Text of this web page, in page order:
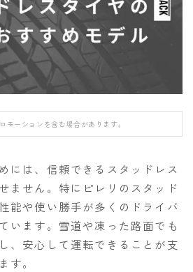
モーションを含む場合があります。
には、信頼できるスタッドレス
ません。特にピレリのスタッド
能や使い勝手が多くのドライバ
います。雪道や凍った路面でも
、安心して運転できることが支
す。